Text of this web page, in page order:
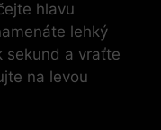
hlavu
lehký
sekund a vraťte
na levou